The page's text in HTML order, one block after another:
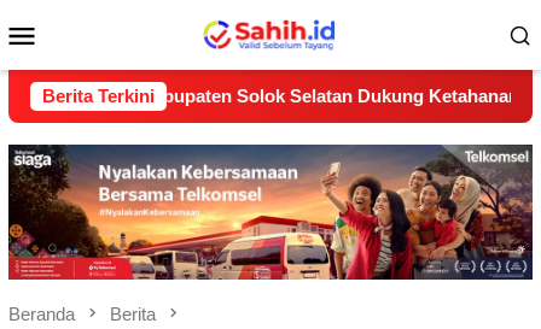
ke
Mobile
Berita Terkini
Kabupaten Solok Selatan Dukung Ketahanan Pangan
Beranda Berita